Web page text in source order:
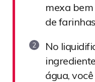
mexa
de
No
água,